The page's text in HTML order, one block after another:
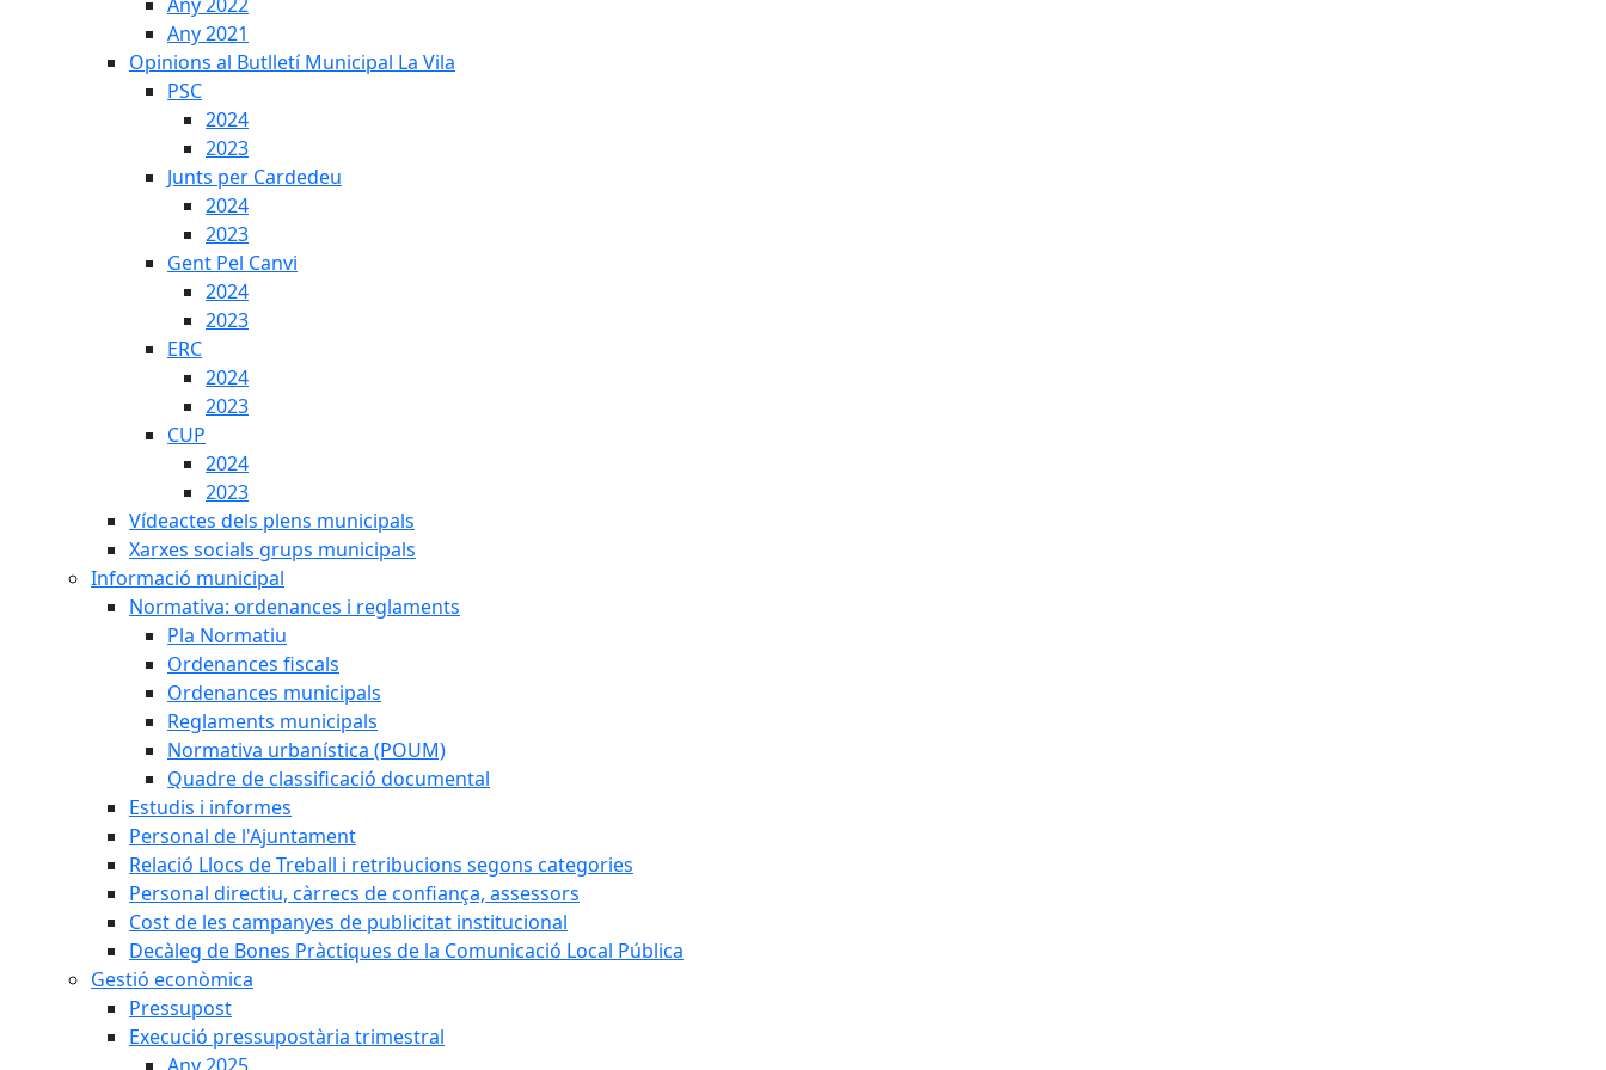
Any 2021
Opinions al Butlletí Municipal La Vila
PSC
2024
2023
Junts per Cardedeu
2024
2023
Gent Pel Canvi
2024
2023
ERC
2024
2023
CUP
2024
2023
Vídeactes dels plens municipals
Xarxes socials grups municipals
Informació municipal
Normativa: ordenances i reglaments
Pla Normatiu
Ordenances fiscals
Ordenances municipals
Reglaments municipals
Normativa urbanística (POUM)
Quadre de classificació documental
Estudis i informes
Personal de l'Ajuntament
Relació Llocs de Treball i retribucions segons categories
Personal directiu, càrrecs de confiança, assessors
Cost de les campanyes de publicitat institucional
Decàleg de Bones Pràctiques de la Comunicació Local Pública
Gestió econòmica
Pressupost
Execució pressupostària trimestral